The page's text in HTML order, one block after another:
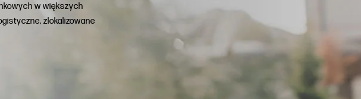
w większych
zlokalizowane